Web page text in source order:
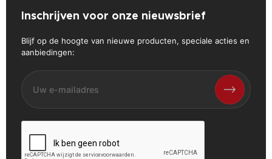
Inschrijven voor onze nieuwsbrief
Blijf op de hoogte van nieuwe producten, speciale acties en
aanbiedingen: